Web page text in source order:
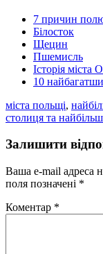
7 причин
Білосток
Щецин
Пшемисль
Історія міста
10
міста польщі,
столиця та
Залишити
Ваша e-mail адреса
поля позначені *
Коментар *